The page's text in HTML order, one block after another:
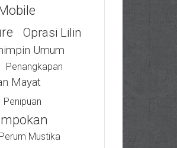
Oprasi Lilin
Umum
Penangkapan
Mayat
Penipuan
Perum Mustika